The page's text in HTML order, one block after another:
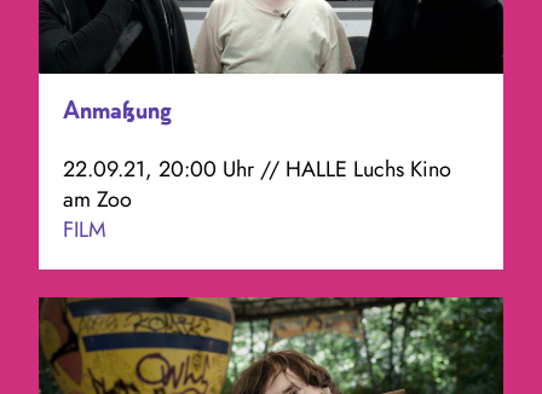
Anmaßung
22.09.21, 20:00 Uhr // HALLE Luchs Kino
am Zoo
FILM